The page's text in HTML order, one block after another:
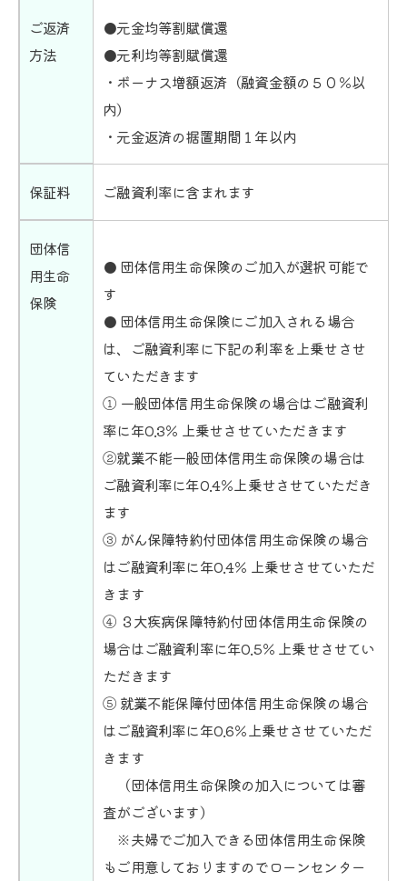
ご返済
方法
●元金均等割賦償還
●元利均等割賦償還
・ボーナス増額返済（融資金額の５０％以
内）
・元金返済の据置期間１年以内
保証料 ご融資利率に含まれます
団体信
用生命
保険
● 団体信用生命保険のご加入が選択可能で
す
● 団体信用生命保険にご加入される場合
は、ご融資利率に下記の利率を上乗せさせ
ていただきます
① 一般団体信用生命保険の場合はご融資利
率に年0.3％ 上乗せさせていただきます
②就業不能一般団体信用生命保険の場合は
ご融資利率に年0.4％上乗せさせていただき
ます
③ がん保障特約付団体信用生命保険の場合
はご融資利率に年0.4％ 上乗せさせていただ
きます
④ ３大疾病保障特約付団体信用生命保険の
場合はご融資利率に年0.5％ 上乗せさせてい
ただきます
⑤ 就業不能保障付団体信用生命保険の場合
はご融資利率に年0.6％上乗せさせていただ
きます
（団体信用生命保険の加入については審
査がございます）
※夫婦でご加入できる団体信用生命保険
もご用意しておりますのでローンセンター